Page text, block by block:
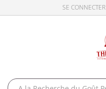
SE CONNECTER